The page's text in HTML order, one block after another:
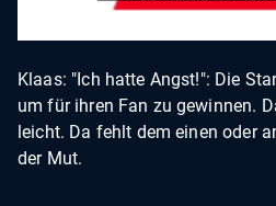
Klaas: "Ich hatte Angst!": Die
um für ihren Fan zu gewinnen.
leicht. Da fehlt dem einen oder
der Mut.